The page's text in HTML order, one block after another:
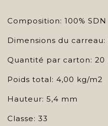
Composition: 100% SDN
Dimensions du carreau:
Quantité par carton: 20
Poids total: 4,00 kg/m2
Hauteur: 5,4 mm
Classe: 33